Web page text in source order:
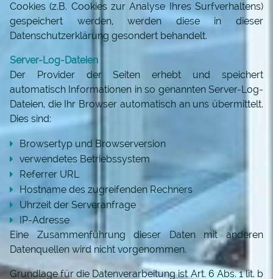
KANZLEI
DR. PETER KULITZ
DAGMAR ANDREE
KOMPETENZEN
HANDELS- & GESELLSCHAFTSRECHT
FAMILIENRECHT
ERBRECHT
ARBEITSRECHT
WOHNEIGENTUMSRECHT
Cookies (z.B. Cookies zur Analyse Ihres Surfverhaltens)
gespeichert werden, werden diese in dieser
Datenschutzerklärung gesondert behandelt.
Server-Log-Dateien
Der Provider der Seiten erhebt und speichert
automatisch Informationen in so genannten Server-Log-
Dateien, die Ihr Browser automatisch an uns übermittelt.
Dies sind:
Browsertyp und Browserversion
verwendetes Betriebssystem
Referrer URL
Hostname des zugreifenden Rechners
Uhrzeit der Serveranfrage
IP-Adresse
Eine Zusammenführung dieser Daten mit anderen
Datenquellen wird nicht vorgenommen.
Grundlage für die Datenverarbeitung ist Art. 6 Abs. 1 lit. b